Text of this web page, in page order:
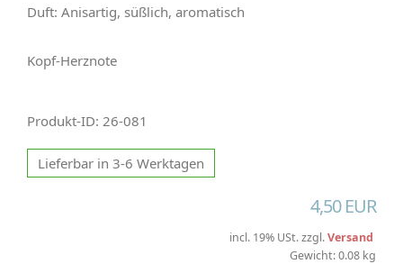
Duft: Anisartig, süßlich, aromatisch
Kopf-Herznote
Produkt-ID: 26-081
Lieferbar in 3-6 Werktagen
4,50 EUR
incl. 19% USt. zzgl.Versand
Gewicht: 0.08 kg